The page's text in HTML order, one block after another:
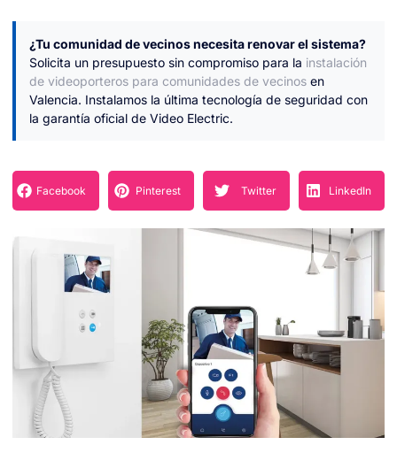
¿Tu comunidad de vecinos necesita renovar el sistema?
Solicita un presupuesto sin compromiso para la instalación
de videoporteros para comunidades de vecinos en
Valencia. Instalamos la última tecnología de seguridad con
la garantía oficial de Video Electric.
Facebook Pinterest Twitter LinkedIn